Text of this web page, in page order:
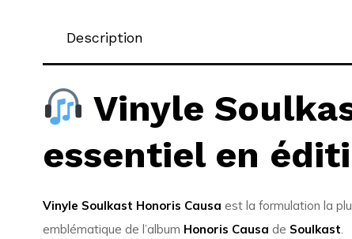
Description
Vinyle
essentiel en
Vinyle Soulkast Honoris Causa est la formulation la
emblématique de l’album Honoris Causa de Soulkast.